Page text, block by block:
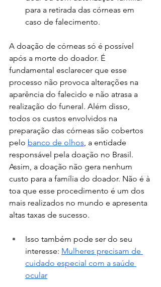
para a retirada das córneas em
caso de falecimento.
A doação de córneas só é possível
após a morte do doador. É
fundamental esclarecer que esse
processo não provoca alterações na
aparência do falecido e não atrasa a
realização do funeral. Além disso,
todos os custos envolvidos na
preparação das córneas são cobertos
pelo banco de olhos, a entidade
responsável pela doação no Brasil.
Assim, a doação não gera nenhum
custo para a família do doador. Não é à
toa que esse procedimento é um dos
mais realizados no mundo e apresenta
altas taxas de sucesso.
Isso também pode ser do seu
interesse: Mulheres precisam de
cuidado especial com a saúde
ocular